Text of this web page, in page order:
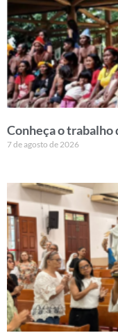
Conheça o trabalho
7 de agosto de 2026